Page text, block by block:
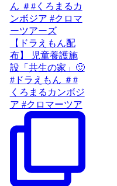
【ドラえもん配
布】 児童養護施
設「共生の家」🙂
#ドラえもん ＃#
くろまるカンボジ
ア #クロマーツア